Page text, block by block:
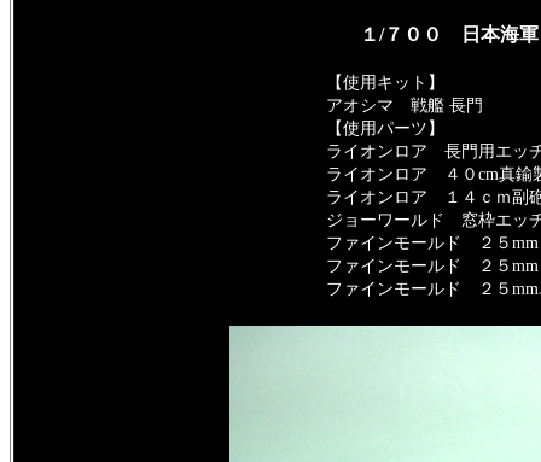
１/７００ 日本海
【使用キット】
アオシマ 戦艦 長門
【使用パーツ】
ライオンロア 長門用エッ
ライオンロア ４０cm真鍮
ライオンロア １４ｃｍ副
ジョーワールド 窓枠エッ
ファインモールド ２５mm
ファインモールド ２５mm
ファインモールド ２５mm